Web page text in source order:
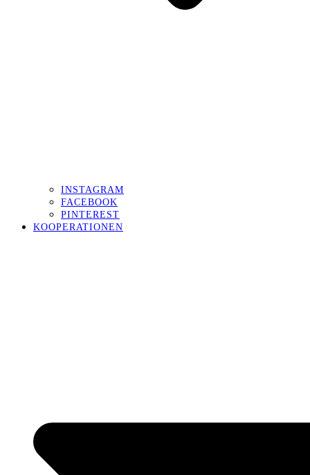
INSTAGRAM
FACEBOOK
PINTEREST
KOOPERATIONEN